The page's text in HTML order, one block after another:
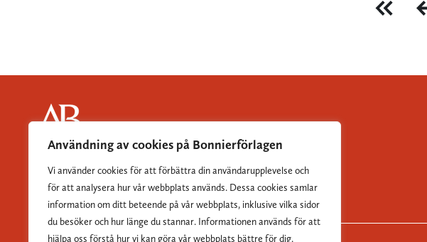
Användning av cookies på Bonnierförlagen
Vi använder cookies för att förbättra din användarupplevelse och
för att analysera hur vår webbplats används. Dessa cookies samlar
information om ditt beteende på vår webbplats, inklusive vilka sidor
du besöker och hur länge du stannar. Informationen används för att
hjälpa oss förstå hur vi kan göra vår webbplats bättre för dig.
Albert Bonniers Förlag grundades 1837 och är Sveriges
största skönlitterära förlag.